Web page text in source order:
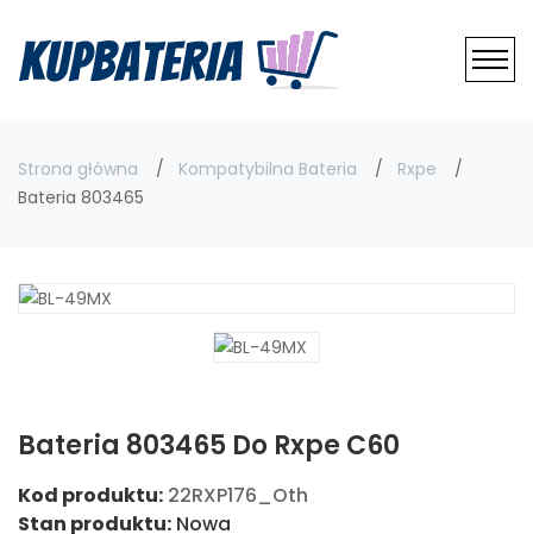
Strona główna Kompatybilna Bateria
Rxpe
Bateria 803465
Bateria 803465 Do Rxpe C60
Kod produktu: 22RXP176_Oth
Stan produktu: Nowa